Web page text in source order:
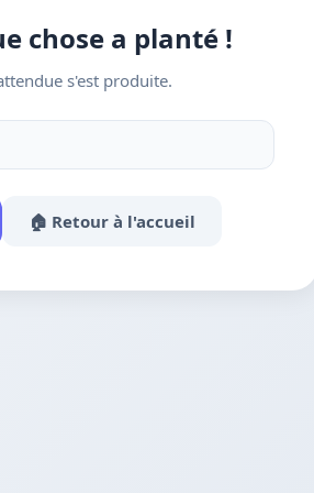
chose a planté !
s'est produite.
🏠 Retour à l'accueil